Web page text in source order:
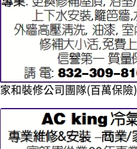
家和裝修公司團隊(百萬保險)